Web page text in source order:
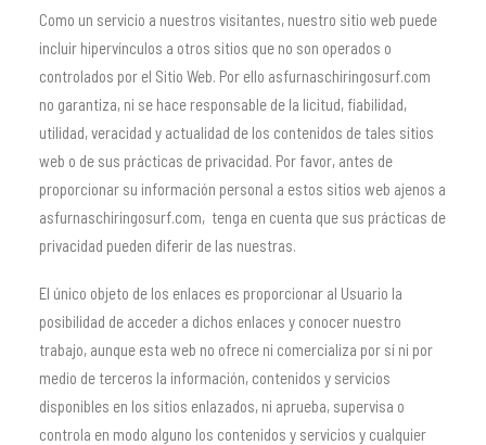
Como un servicio a nuestros visitantes, nuestro sitio web puede
incluir hipervínculos a otros sitios que no son operados o
controlados por el Sitio Web. Por ello asfurnaschiringosurf.com
no garantiza, ni se hace responsable de la licitud, fiabilidad,
utilidad, veracidad y actualidad de los contenidos de tales sitios
web o de sus prácticas de privacidad. Por favor, antes de
proporcionar su información personal a estos sitios web ajenos a
asfurnaschiringosurf.com, tenga en cuenta que sus prácticas de
privacidad pueden diferir de las nuestras.
El único objeto de los enlaces es proporcionar al Usuario la
posibilidad de acceder a dichos enlaces y conocer nuestro
trabajo, aunque esta web no ofrece ni comercializa por sí ni por
medio de terceros la información, contenidos y servicios
disponibles en los sitios enlazados, ni aprueba, supervisa o
controla en modo alguno los contenidos y servicios y cualquier